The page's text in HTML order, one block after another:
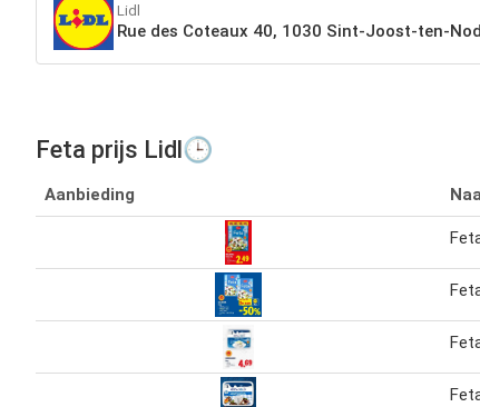
Lidl
Rue des Coteaux 40, 1030 Sint-Joost-ten-
Feta prijs Lidl🕒
Aanbieding